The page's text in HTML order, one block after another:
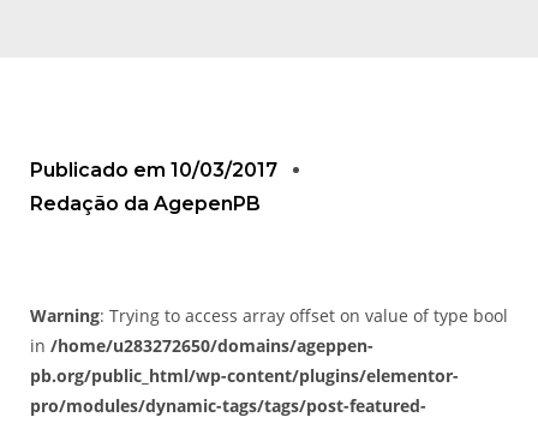
Publicado em 10/03/2017
Redação da AgepenPB
Warning: Trying to access array offset on value of type bool
in /home/u283272650/domains/ageppen-
pb.org/public_html/wp-content/plugins/elementor-
pro/modules/dynamic-tags/tags/post-featured-